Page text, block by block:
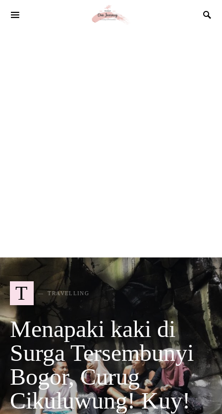
SEARCH FOR:
T TRAVELLING
Menapaki kaki di
Surga Tersembunyi
Bogor, Curug
Cikuluwung! Kuy!